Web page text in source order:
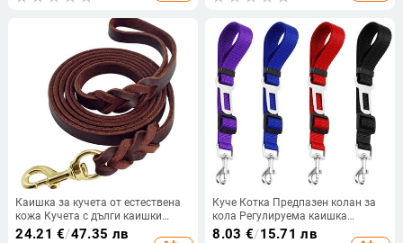
Каишка за кучета от естествена
кожа Кучета с дълги каишки
Плетени поводи за разходка на
24.21 €/47.35 лв
Куче Котка Предпазен колан за
кола Регулируема каишка
Предпазен колан за превозно
8.03 €/15.71 лв